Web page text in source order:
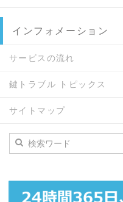
インフォメーション
サービスの流れ
鍵トラブル トピックス
サイトマップ